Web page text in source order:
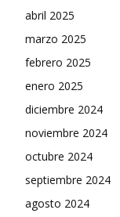
abril 2025
marzo 2025
febrero 2025
enero 2025
diciembre 2024
noviembre 2024
octubre 2024
septiembre 2024
agosto 2024